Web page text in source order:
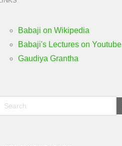
Babaji on Wikipedia
Babaji's Lectures on Youtube
Gaudiya Grantha